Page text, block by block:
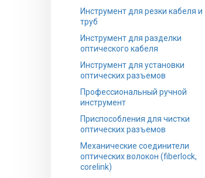
Инструмент для резки кабеля и
труб
Инструмент для разделки
оптического кабеля
Инструмент для установки
оптических разъемов
Профессиональный ручной
инструмент
Приспособления для чистки
оптических разъемов
Механические соединители
оптических волокон (fiberlock,
corelink)